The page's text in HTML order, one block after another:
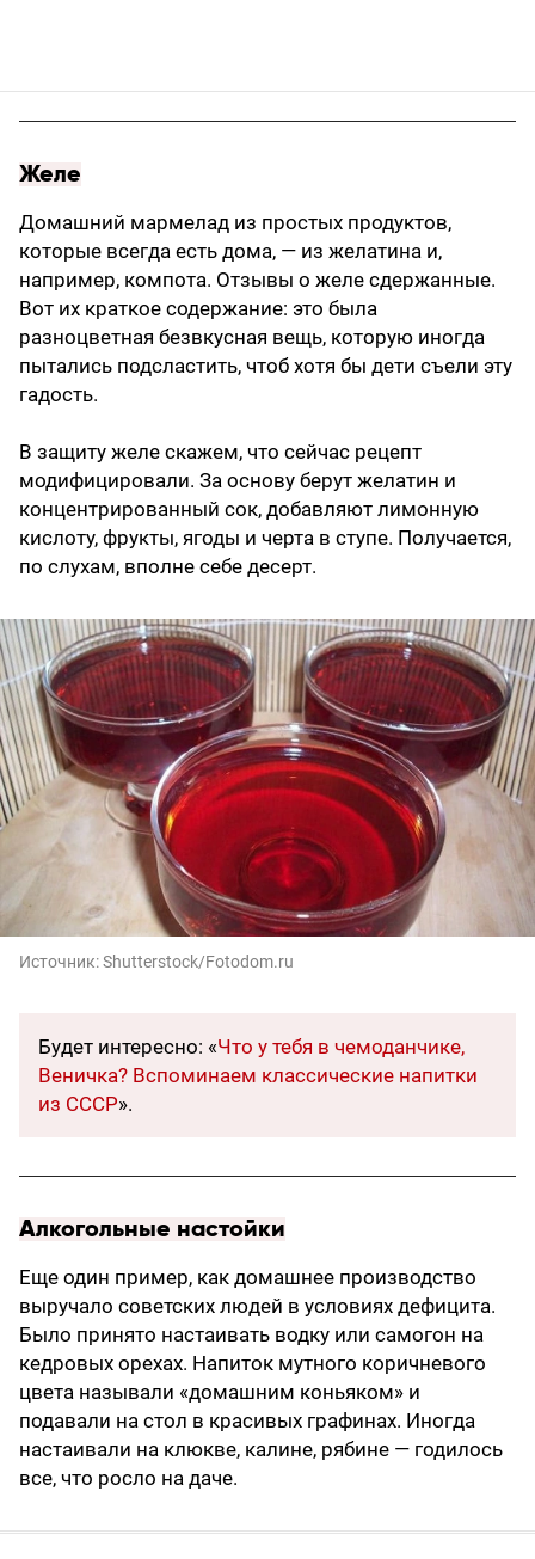
Желе
Домашний мармелад из простых продуктов,
которые всегда есть дома, — из желатина и,
например, компота. Отзывы о желе сдержанные.
Вот их краткое содержание: это была
разноцветная безвкусная вещь, которую иногда
пытались подсластить, чтоб хотя бы дети съели эту
гадость.
В защиту желе скажем, что сейчас рецепт
модифицировали. За основу берут желатин и
концентрированный сок, добавляют лимонную
кислоту, фрукты, ягоды и черта в ступе. Получается,
по слухам, вполне себе десерт.
Источник:Shutterstock/Fotodom.ru
Будет интересно: «Что у тебя в чемоданчике,
Веничка? Вспоминаем классические напитки
из СССР».
Алкогольные настойки
Еще один пример, как домашнее производство
выручало советских людей в условиях дефицита.
Было принято настаивать водку или самогон на
кедровых орехах. Напиток мутного коричневого
цвета называли «домашним коньяком» и
подавали на стол в красивых графинах. Иногда
настаивали на клюкве, калине, рябине — годилось
все, что росло на даче.